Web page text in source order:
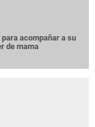
acompañar a su
de mama